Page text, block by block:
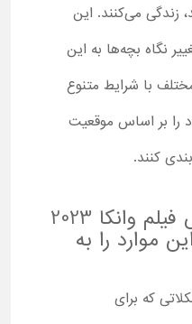
زندگی می‌کنند. این
نگاه بچه‌ها به این
با شرایط متنوع
را بر اساس موقعیت
کنند.
والدین پیش از پخش فیلم وانکا 2023
موارد را به
که برای